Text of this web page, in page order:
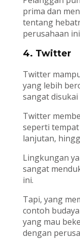
prima dan
tentang
perusahaan
4. Twitter
Twitter
yang lebih
sangat disukai
Twitter
seperti
lanjutan,
Lingkungan
sangat
ini.
Tapi, yang
contoh
yang mau
dengan